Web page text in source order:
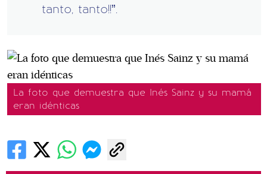
tanto, tanto!!”.
La foto que demuestra que Inés Sainz y su mamá
eran idénticas